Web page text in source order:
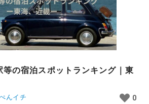
等の宿泊スポットランキング｜東
んイチ 0